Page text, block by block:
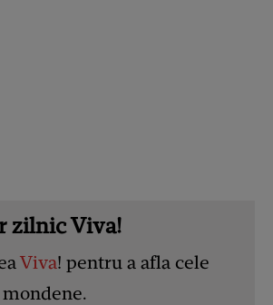
zilnic Viva!
Viva! pentru a afla cele